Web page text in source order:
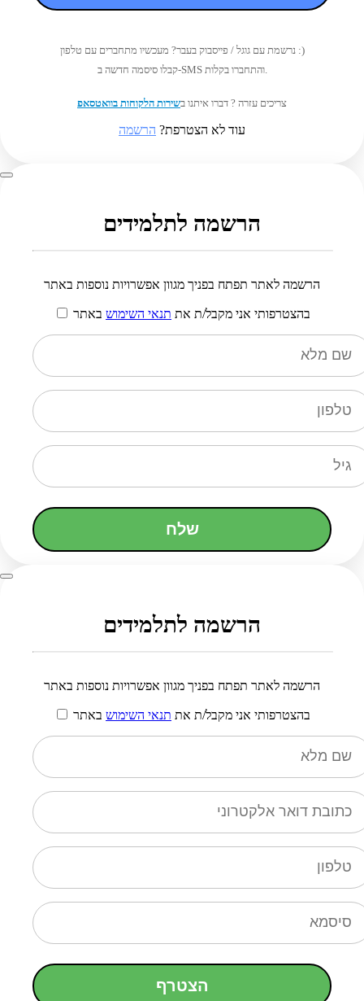
נרשמת עם גוגל / פייסבוק בעבר? מעכשיו מתחברים עם טלפון :)
קבלו סיסמה חדשה ב-SMS והתחברו בקלות.
צריכים עזרה ? דברו איתנו בשירות הלקוחות בוואטסאפ
עוד לא הצטרפת? הרשמה
הרשמה לתלמידים
הרשמה לאתר תפתח בפניך מגוון אפשרויות נוספות באתר
בהצטרפותי אני מקבל/ת את תנאי השימוש באתר
שלח
הרשמה לתלמידים
הרשמה לאתר תפתח בפניך מגוון אפשרויות נוספות באתר
בהצטרפותי אני מקבל/ת את תנאי השימוש באתר
הצטרף